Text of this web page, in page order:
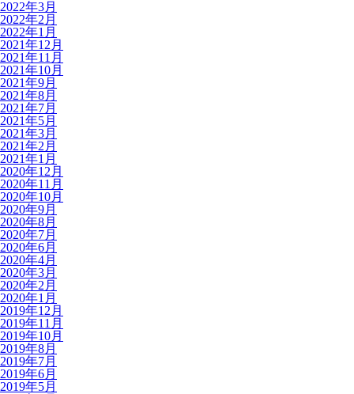
2022年3月
2022年2月
2022年1月
2021年12月
2021年11月
2021年10月
2021年9月
2021年8月
2021年7月
2021年5月
2021年3月
2021年2月
2021年1月
2020年12月
2020年11月
2020年10月
2020年9月
2020年8月
2020年7月
2020年6月
2020年4月
2020年3月
2020年2月
2020年1月
2019年12月
2019年11月
2019年10月
2019年8月
2019年7月
2019年6月
2019年5月